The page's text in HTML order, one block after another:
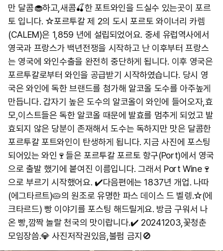
만 달콤🧁하고,새콤🍒한 포트와인을 드실수 있는곳이 포르
토 입니다. ☆포르투칼 제 2의 도시 포르토 와이너리 카렘
(CALEM)은 1,859 년에 설립되었어요. 중세 유럽역사에서
영국과 프랑스가 백년전쟁을 시작하고 난 이후부터 프랑스
는 영국에 와인수출을 완전히 중단하게 됩니다. 이후 영국은
포르투칼로부터 와인을 공급받기 시작하였습니다. 당시 영
국은 와인에 독한 브랜드를 첨가해 알코올 도수를 아주높게
만듭니다. 갑자기 높은 도수의 알코올이 와인에 들어오자,효
모,이스트들은 독한 알코올 때문에 발효를 멈추게 되었고 발
효되지 않은 당분이 존재해서 도수는 독하지만 맛은 달콤한
포르투칼 포트와인이 탄생하게 됩니다. 지금 사진에 포스팅
되어있는 와인🍷들은 포르투칼 포르토 항구(Port)에서 영국
으로 출발 했기에 붙여진 이름입니다. 그래서 Port Wine🍷
으로 부르기 시작했어요. ✔️다음편에는 1837년 개업. 나따
(에그타르트)🥧의 원조로 유명한 파스 데이스 드 벨렝.☆(에
크타르드) 빵 이야기를 포스팅 해드릴게요. 방금 구워서 나
온 빵,깜짝 놀랄 천국의 맛이랍니다.✔️ 20241203,꽃청춘
모임장씀.💎 사진저작권있음,불펌 금지🚫